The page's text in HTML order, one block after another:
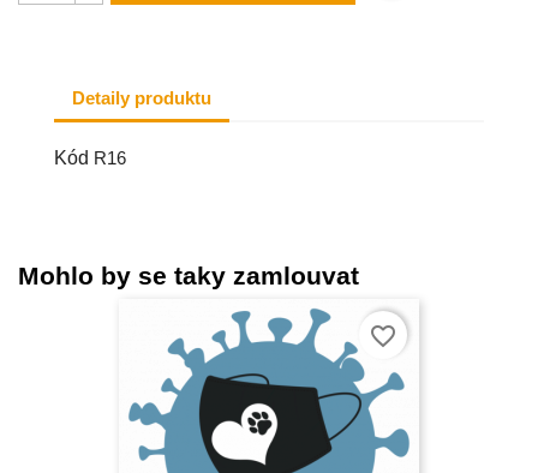
Detaily produktu
Kód R16
Mohlo by se taky zamlouvat
favorite_border